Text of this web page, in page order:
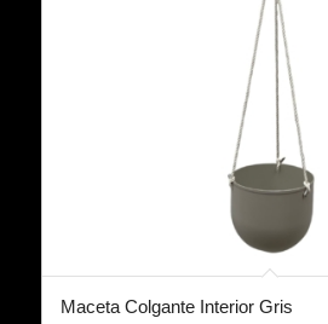
Maceta Colgante Interior Gris